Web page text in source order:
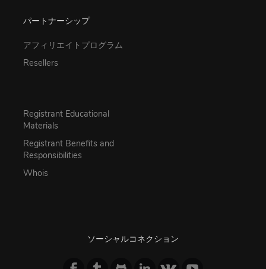
パートナーシップ
アフィリエイトプログラム
Resellers
Registrant Educational
Materials
Registrant Benefits and
Responsibilities
Whois
ソーシャルコネクション